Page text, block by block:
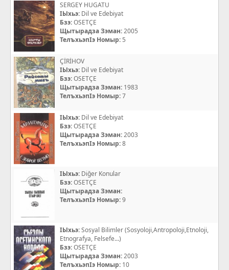
SERGEY HUGATU
IЫхьэ: Dil ve Edebiyat
Бзэ:OSETÇE
Щытырадза Зэман:2005
ТелъхьэпIэ Номыр: 5
ÇİRİHOV
IЫхьэ: Dil ve Edebiyat
Бзэ:OSETÇE
Щытырадза Зэман: 1983
ТелъхьэпIэ Номыр:7
IЫхьэ: Dil ve Edebiyat
Бзэ:OSETÇE
Щытырадза Зэман:2003
ТелъхьэпIэ Номыр:8
IЫхьэ: Diğer Konular
Бзэ:OSETÇE
Щытырадза Зэман:
ТелъхьэпIэ Номыр:9
IЫхьэ:Sosyal Bilimler (Sosyoloji,Antropoloji,Etnoloji,
Etnografya, Felsefe...)
Бзэ:OSETÇE
Щытырадза Зэман:2003
ТелъхьэпIэ Номыр: 10